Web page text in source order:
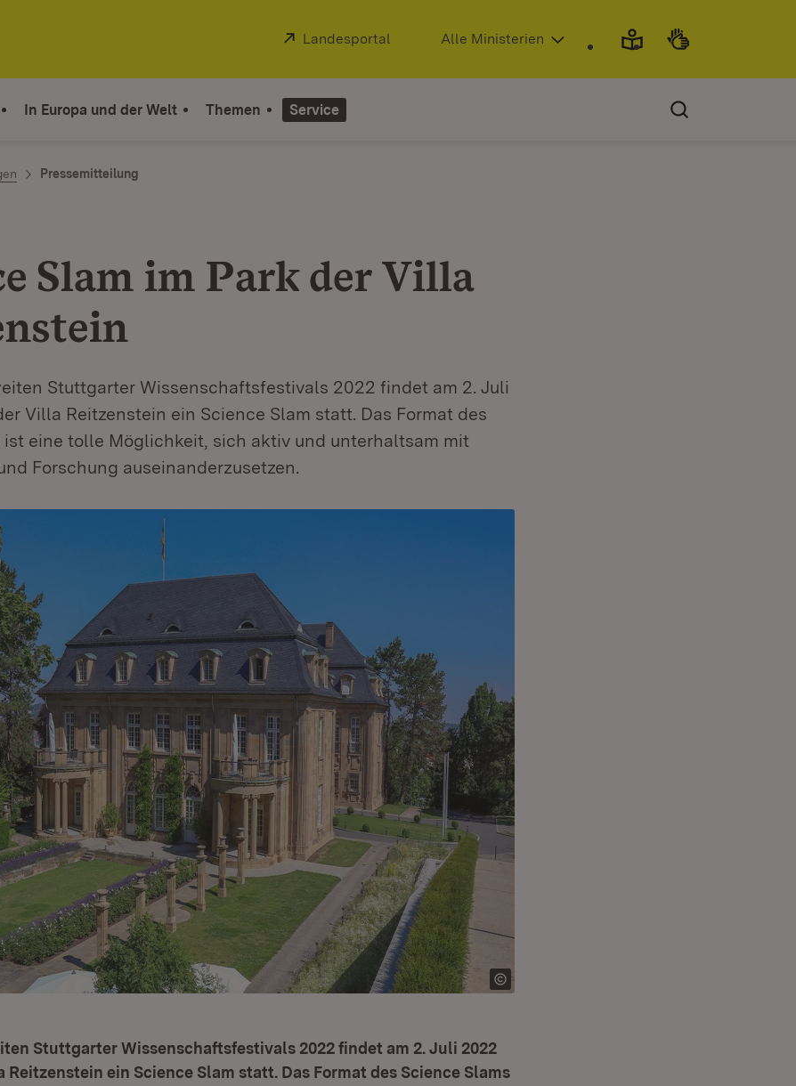
Extern:
Landesportal (Öffnet in neuem Fenster)
Alle Ministerien
In Europa und der Welt Themen Service
Pressemitteilung
Slam im Park der Villa
Stuttgarter Wissenschaftsfestivals 2022 findet am 2. Juli
Villa Reitzenstein ein Science Slam statt. Das Format des
ist eine tolle Möglichkeit, sich aktiv und unterhaltsam mit
Forschung auseinanderzusetzen.
Stuttgarter Wissenschaftsfestivals 2022 findet am 2. Juli 2022
Reitzenstein ein Science Slam statt. Das Format des Science Slams